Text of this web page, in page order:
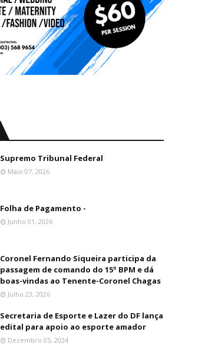
Supremo Tribunal Federal
Maio 07, 2026
Folha de Pagamento -
Junho 01, 2026
Coronel Fernando Siqueira participa da
passagem de comando do 15º BPM e dá
boas-vindas ao Tenente-Coronel Chagas
Julho 23, 2026
Secretaria de Esporte e Lazer do DF lança
edital para apoio ao esporte amador
Dezembro 05, 2024